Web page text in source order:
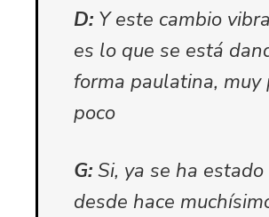
D: Y este cambio
es lo que se está
forma paulatina, muy
poco
G: Si, ya se ha
desde hace